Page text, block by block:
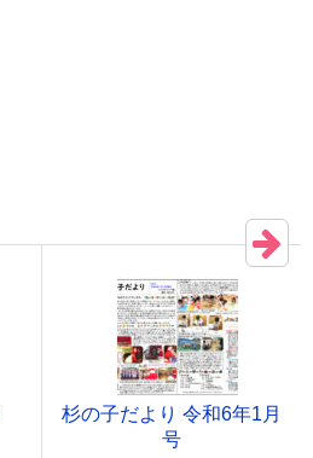
杉の子だより 令和6年1月
号